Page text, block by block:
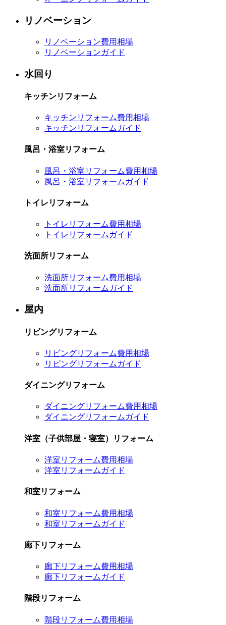
リノベーション
リノベーション費用相場
リノベーションガイド
水回り
キッチンリフォーム
キッチンリフォーム費用相場
キッチンリフォームガイド
風呂・浴室リフォーム
風呂・浴室リフォーム費用相場
風呂・浴室リフォームガイド
トイレリフォーム
トイレリフォーム費用相場
トイレリフォームガイド
洗面所リフォーム
洗面所リフォーム費用相場
洗面所リフォームガイド
屋内
リビングリフォーム
リビングリフォーム費用相場
リビングリフォームガイド
ダイニングリフォーム
ダイニングリフォーム費用相場
ダイニングリフォームガイド
洋室（子供部屋・寝室）リフォーム
洋室リフォーム費用相場
洋室リフォームガイド
和室リフォーム
和室リフォーム費用相場
和室リフォームガイド
廊下リフォーム
廊下リフォーム費用相場
廊下リフォームガイド
階段リフォーム
階段リフォーム費用相場